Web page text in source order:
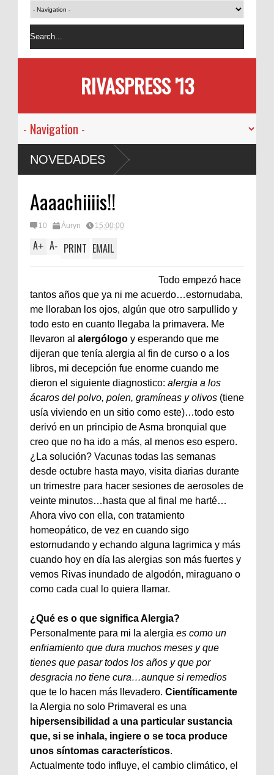
RIVASPRESS '13
NOVEDADES
Aaaachiiiis!!
10 Áuryn 15:00:00
A+ A- PRINT EMAIL
Todo empezó hace
tantos años que ya ni me acuerdo…estornudaba,
me lloraban los ojos, algún que otro sarpullido y
todo esto en cuanto llegaba la primavera. Me
llevaron al alergólogo y esperando que me
dijeran que tenía alergia al fin de curso o a los
libros, mi decepción fue enorme cuando me
dieron el siguiente diagnostico: alergia a los
ácaros del polvo, polen, gramíneas y olivos (tiene
usía viviendo en un sitio como este)…todo esto
derivó en un principio de Asma bronquial que
creo que no ha ido a más, al menos eso espero.
¿La solución? Vacunas todas las semanas
desde octubre hasta mayo, visita diarias durante
un trimestre para hacer sesiones de aerosoles de
veinte minutos…hasta que al final me harté…
Ahora vivo con ella, con tratamiento
homeopático, de vez en cuando sigo
estornudando y echando alguna lagrimica y más
cuando hoy en día las alergias son más fuertes y
vemos Rivas inundado de algodón, miraguano o
como cada cual lo quiera llamar.
¿Qué es o que significa Alergia?
Personalmente para mi la alergia es como un
enfriamiento que dura muchos meses y que
tienes que pasar todos los años y que por
desgracia no tiene cura…aunque si remedios
que te lo hacen más llevadero. Científicamente
la Alergia no solo Primaveral es una
hipersensibilidad a una particular sustancia
que, si se inhala, ingiere o se toca produce
unos síntomas característicos.
Actualmente todo influye, el cambio climático, el